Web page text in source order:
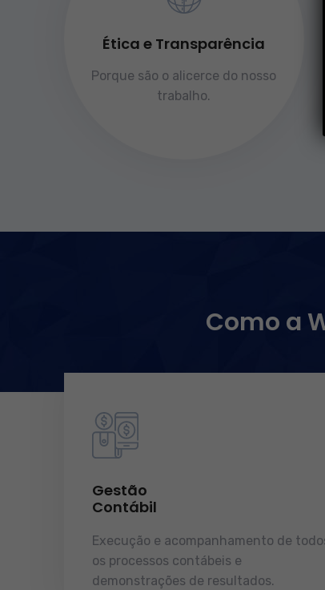
Ética e Transparência
Porque são o alicerce do nosso
trabalho.
Como a
Gestão
Contábil
Execução e acompanhamento de
os processos contábeis e
demonstrações de resultados.